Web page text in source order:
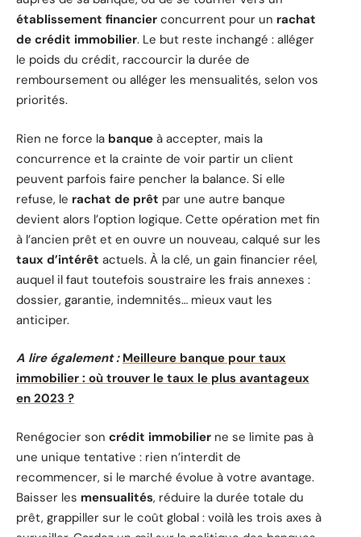
établissement financier concurrent pour un rachat
de crédit immobilier. Le but reste inchangé : alléger
le poids du crédit, raccourcir la durée de
remboursement ou alléger les mensualités, selon vos
priorités.
Rien ne force la banque à accepter, mais la
concurrence et la crainte de voir partir un client
peuvent parfois faire pencher la balance. Si elle
refuse, le rachat de prêt par une autre banque
devient alors l’option logique. Cette opération met fin
à l’ancien prêt et en ouvre un nouveau, calqué sur les
taux d’intérêt actuels. À la clé, un gain financier réel,
auquel il faut toutefois soustraire les frais annexes :
dossier, garantie, indemnités… mieux vaut les
anticiper.
A lire également : Meilleure banque pour taux
immobilier : où trouver le taux le plus avantageux
en 2023 ?
Renégocier son crédit immobilier ne se limite pas à
une unique tentative : rien n’interdit de
recommencer, si le marché évolue à votre avantage.
Baisser les mensualités, réduire la durée totale du
prêt, grappiller sur le coût global : voilà les trois axes à